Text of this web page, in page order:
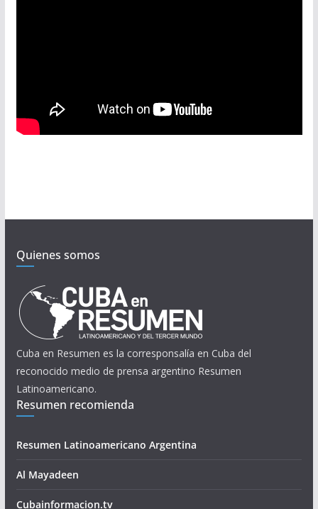
Quienes somos
Cuba en Resumen es la corresponsalía en Cuba del
reconocido medio de prensa argentino Resumen
Latinoamericano.
Resumen recomienda
Resumen Latinoamericano Argentina
Al Mayadeen
Cubainformacion.tv